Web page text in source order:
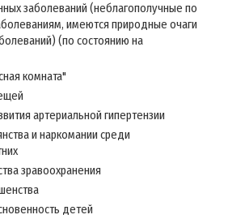
заболеваний (неблагополучные по
имеются природные очаги
(по состоянию на
комната"
артериальной гипертензии
и наркомании среди
зравоохранения
детей